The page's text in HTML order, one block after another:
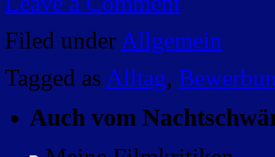
Filed under Allgemein
Tagged as Alltag,
Auch vom